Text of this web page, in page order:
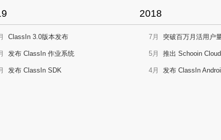
ClassIn 3.0版本发布
发布 ClassIn 作业系统
发布 ClassIn SDK
2018
7月 突破百万月活用户
5月 推出 Schooin
4月 发布 ClassIn